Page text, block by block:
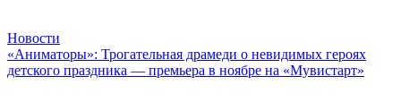
Новости
«Аниматоры»: Трогательная драмеди о невидимых героях
детского праздника — премьера в ноябре на «Мувистарт»